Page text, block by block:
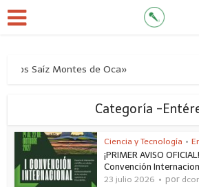
Saíz Montes de Oca»
Categoría -
Ciencia y Tecnología •
¡PRIMER AVISO
Convención
23 julio 2026 por